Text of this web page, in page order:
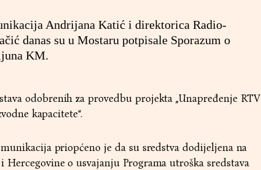
Andrijana Katić i direktorica Radio-
danas su u Mostaru potpisale Sporazum o
KM.
odobrenih za provedbu projekta „Unapređenje RTV
kapacitete“.
priopćeno je da su sredstva dodijeljena na
o usvajanju Programa utroška sredstava